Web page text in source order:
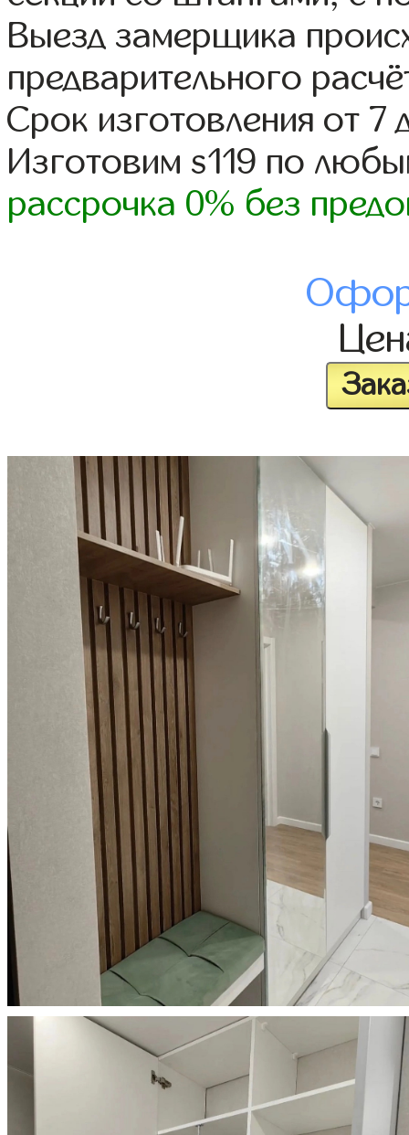
Выезд замерщика
предварительного
Срок изготовления от 7
Изготовим s119 по
рассрочка 0% без